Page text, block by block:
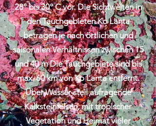
28° bis 30° C vor. Die Sichtweiten in
den Tauchgebieten Ko Lanta
betragen je nach örtlichen und
saisonalen Verhältnissen zwischen 15
und 40 m Die Tauchgebiete sind bis
max. 60 km von Ko Lanta entfernt.
Über Wasser steil aufragende
Kalksteinfelsen, mit tropischer
Vegetation und Heimat vieler